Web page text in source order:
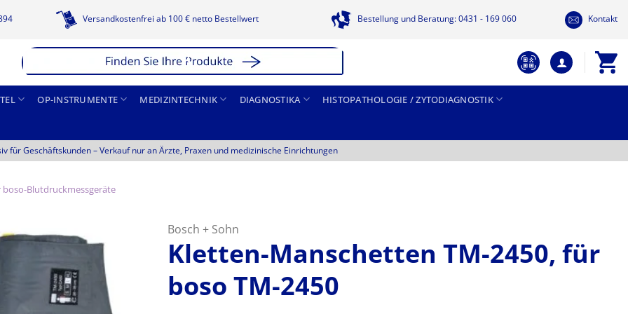
Versandkostenfrei ab 100 € netto Bestellwert Bestellung und Beratung: 0431 - 169 060 Kontakt
OP-INSTRUMENTE MEDIZINTECHNIK DIAGNOSTIKA HISTOPATHOLOGIE / ZYTODIAGNOSTIK
für Geschäftskunden –Verkauf nur an Ärzte, Praxen und medizinische Einrichtungen
Blutdruckmessgeräte
Bosch + Sohn
Kletten-Manschetten TM-2450, für
boso TM-2450